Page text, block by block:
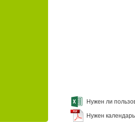
Нужен ли
Нужен